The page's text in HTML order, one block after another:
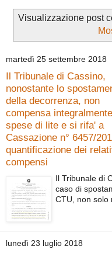
Visualizzazione post
martedì 25 settembre 2018
Il Tribunale di Cassino,
nonostante lo
della decorrenza, non
compensa
spese di lite e si rifa' a
Cassazione n° 6457/
quantificazione dei
compensi
Il Tribunale di
caso di
CTU, non solo
lunedì 23 luglio 2018